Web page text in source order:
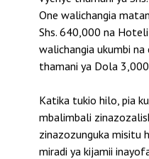
One walichangia
Shs. 640,000 na
walichangia ukumbi
thamani ya Dola
Katika tukio hilo, pia
mbalimbali
zinazozunguka misitu
miradi ya kijamii